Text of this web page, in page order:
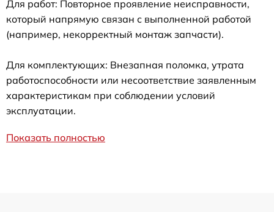
Для работ: Повторное проявление неисправности,
который напрямую связан с выполненной работой
(например, некорректный монтаж запчасти).
Для комплектующих: Внезапная поломка, утрата
работоспособности или несоответствие заявленным
характеристикам при соблюдении условий
эксплуатации.
Показать полностью